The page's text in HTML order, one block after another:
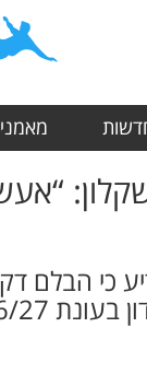
כי הבלם
2026/27